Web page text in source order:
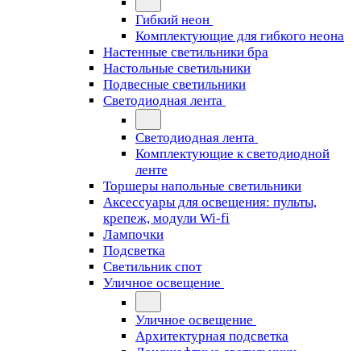
Гибкий неон
Комплектующие для гибкого неона
Настенные светильники бра
Настольные светильники
Подвесные светильники
Светодиодная лента
Светодиодная лента
Комплектующие к светодиодной
ленте
Торшеры напольные светильники
Аксессуары для освещения: пульты,
крепеж, модули Wi-fi
Лампочки
Подсветка
Светильник спот
Уличное освещение
Уличное освещение
Архитектурная подсветка